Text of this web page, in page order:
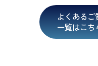
・健康保険証確認
・マイナンバー
・在留カード
よくあるご
一覧はこち